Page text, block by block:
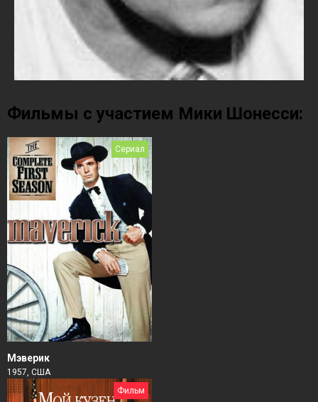
Фильмы с участием Мики Шонесси:
Сериал
Мэверик
1957, США
Фильм